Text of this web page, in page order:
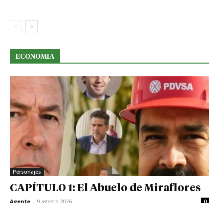
ECONOMIA
Personajes
CAPÍTULO 1: El Abuelo de Miraflores
Agente - 9 agosto 2026 0